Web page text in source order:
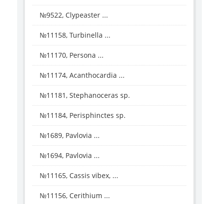
№9522, Clypeaster ...
№11158, Turbinella ...
№11170, Persona ...
№11174, Acanthocardia ...
№11181, Stephanoceras sp.
№11184, Perisphinctes sp.
№1689, Pavlovia ...
№1694, Pavlovia ...
№11165, Cassis vibex, ...
№11156, Cerithium ...